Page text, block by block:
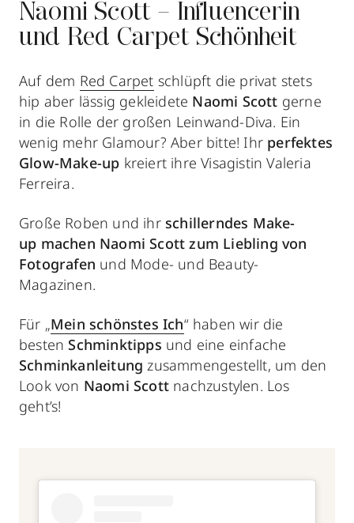
Naomi Scott – Influencerin
und Red Carpet Schönheit
Auf dem Red Carpet schlüpft die privat stets
hip aber lässig gekleidete Naomi Scott gerne
in die Rolle der großen Leinwand-Diva. Ein
wenig mehr Glamour? Aber bitte! Ihr perfektes
Glow-Make-up kreiert ihre Visagistin Valeria
Ferreira.
Große Roben und ihr schillerndes Make-
up machen Naomi Scott zum Liebling von
Fotografen und Mode- und Beauty-
Magazinen.
Für „Mein schönstes Ich“ haben wir die
besten Schminktipps und eine einfache
Schminkanleitungzusammengestellt, um den
Look von Naomi Scott nachzustylen. Los
geht’s!